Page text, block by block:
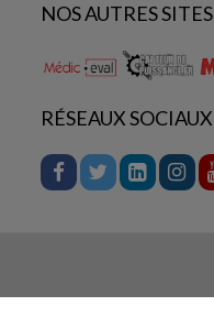
NOS AUTRES SITES
RÉSEAUX SOCIAUX